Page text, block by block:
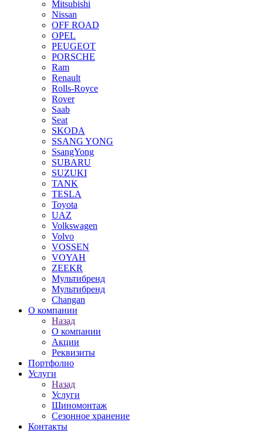
Mitsubishi
Nissan
OFF ROAD
OPEL
PEUGEOT
PORSCHE
Ram
Renault
Rolls-Royce
Rover
Saab
Seat
SKODA
SSANG YONG
SsangYong
SUBARU
SUZUKI
TANK
TESLA
Toyota
UAZ
Volkswagen
Volvo
VOSSEN
VOYAH
ZEEKR
Мультибренд
Мультибренд
Сhangan
О компании
Назад
О компании
Акции
Реквизиты
Портфолио
Услуги
Назад
Услуги
Шиномонтаж
Сезонное хранение
Контакты